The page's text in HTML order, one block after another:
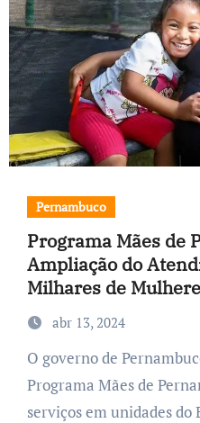
Pernambuco
Programa Mães de
Ampliação do
Milhares de
abr 13, 2024
O governo de Pernambuco expande o acesso ao
Programa Mães de
serviços em unidades do